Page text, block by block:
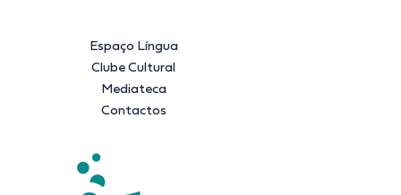
Espaço Língua
Clube Cultural
Mediateca
Contactos